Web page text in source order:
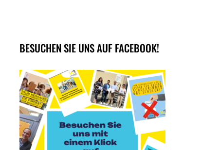
BESUCHEN SIE UNS AUF FACEBOOK!